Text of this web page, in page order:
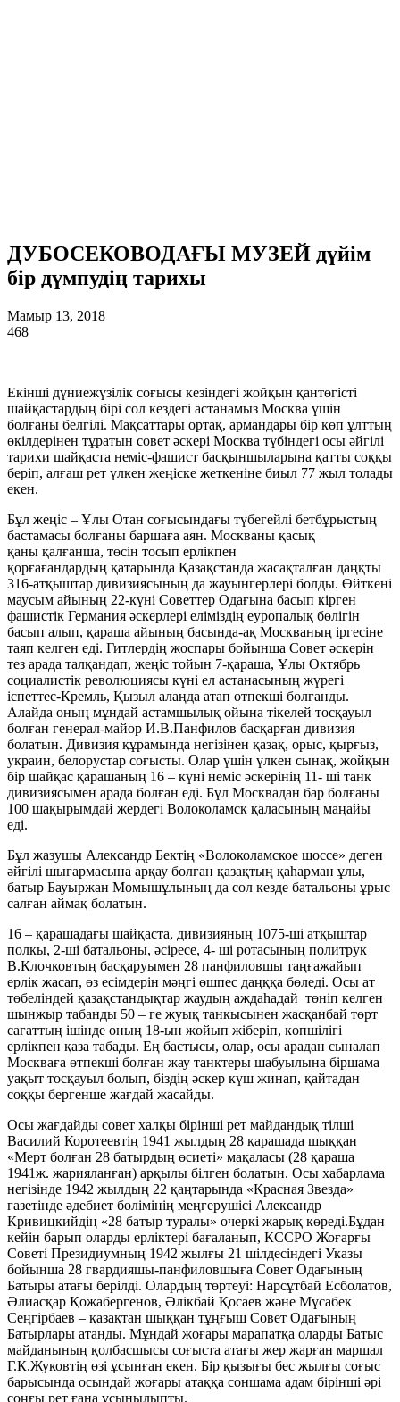
ДУБОСЕКОВОДАҒЫ МУЗЕЙ дүйім
бір дүмпудің тарихы
Мамыр 13, 2018
468
Екінші дүниежүзілік соғысы кезіндегі жойқын қантөгісті
шайқастардың бірі сол кездегі астанамыз Москва үшін
болғаны белгілі. Мақсаттары ортақ, армандары бір көп ұлттың
өкілдерінен тұратын совет әскері Москва түбіндегі осы әйгілі
тарихи шайқаста неміс-фашист басқыншыларына қатты соққы
беріп, алғаш рет үлкен жеңіске жеткеніне биыл 77 жыл толады
екен.
Бұл жеңіс – Ұлы Отан соғысындағы түбегейлі бетбұрыстың
бастамасы болғаны баршаға аян. Москваны қасық
қаны қалғанша, төсін тосып ерлікпен
қорғағандардың қатарында Қазақстанда жасақталған даңқты
316-атқыштар дивизиясының да жауынгерлері болды. Өйткені
маусым айының 22-күні Советтер Одағына басып кірген
фашистік Германия әскерлері еліміздің еуропалық бөлігін
басып алып, қараша айының басында-ақ Москваның іргесіне
таяп келген еді. Гитлердің жоспары бойынша Совет әскерін
тез арада талқандап, жеңіс тойын 7-қараша, Ұлы Октябрь
социалистік революциясы күні ел астанасының жүрегі
іспеттес-Кремль, Қызыл алаңда атап өтпекші болғанды.
Алайда оның мұндай астамшылық ойына тікелей тосқауыл
болған генерал-майор И.В.Панфилов басқарған дивизия
болатын. Дивизия құрамында негізінен қазақ, орыс, қырғыз,
украин, белорустар соғысты. Олар үшін үлкен сынақ, жойқын
бір шайқас қарашаның 16 – күні неміс әскерінің 11- ші танк
дивизиясымен арада болған еді. Бұл Москвадан бар болғаны
100 шақырымдай жердегі Волоколамск қаласының маңайы
еді.
Бұл жазушы Александр Бектің «Волоколамское шоссе» деген
әйгілі шығармасына арқау болған қазақтың қаhарман ұлы,
батыр Бауыржан Момышұлының да сол кезде батальоны ұрыс
салған аймақ болатын.
16 – қарашадағы шайқаста, дивизияның 1075-ші атқыштар
полкы, 2-ші батальоны, әсіресе, 4- ші ротасының политрук
В.Клочковтың басқаруымен 28 панфиловшы таңғажайып
ерлік жасап, өз есімдерін мәңгі өшпес даңққа бөледі. Осы ат
төбеліндей қазақстандықтар жаудың аждаhадай төніп келген
шынжыр табанды 50 – ге жуық танкысынен жасқанбай төрт
сағаттың ішінде оның 18-ын жойып жіберіп, көпшілігі
ерлікпен қаза табады. Ең бастысы, олар, осы арадан сыналап
Москваға өтпекші болған жау танктеры шабуылына біршама
уақыт тосқауыл болып, біздің әскер күш жинап, қайтадан
соққы бергенше жағдай жасайды.
Осы жағдайды совет халқы бірінші рет майдандық тілші
Василий Коротеевтің 1941 жылдың 28 қарашада шыққан
«Мерт болған 28 батырдың өсиеті» мақаласы (28 қараша
1941ж. жарияланған) арқылы білген болатын. Осы хабарлама
негізінде 1942 жылдың 22 қаңтарында «Красная Звезда»
газетінде әдебиет бөлімінің меңгерушісі Александр
Кривицкийдің «28 батыр туралы» очеркі жарық көреді.Бұдан
кейін барып оларды ерліктері бағаланып, КССРО Жоғарғы
Советі Президиумның 1942 жылғы 21 шілдесіндегі Указы
бойынша 28 гвардияшы-панфиловшыға Совет Одағының
Батыры атағы берілді. Олардың төртеуі: Нарсұтбай Есболатов,
Әлиасқар Қожабергенов, Әлікбай Қосаев және Мұсабек
Сеңгірбаев – қазақтан шыққан тұңғыш Совет Одағының
Батырлары атанды. Мұндай жоғары марапатқа оларды Батыс
майданының қолбасшысы соғыста атағы жер жарған маршал
Г.К.Жуковтің өзі ұсынған екен. Бір қызығы бес жылғы соғыс
барысында осындай жоғары атаққа соншама адам бірінші әрі
соңғы рет ғана ұсынылыпты.